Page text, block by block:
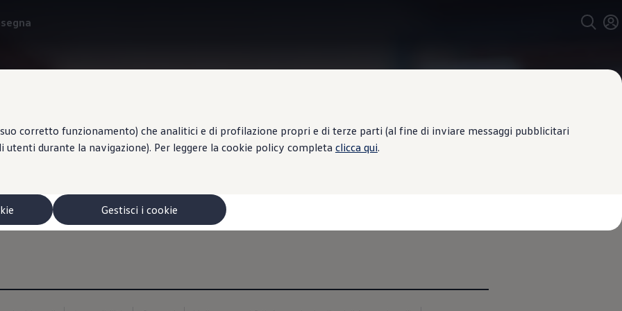
corretto funzionamento) che analitici e di profilazione propri e di terze parti (al fine di inviare messaggi pubblicitari
durante la navigazione). Per leggere la cookie policy completa clicca qui.
Gestisci i cookie
più sicuro
esempio, veicoli in avaria, code improvvise, incidenti, cantieri stradali e frenate di emergenza dei